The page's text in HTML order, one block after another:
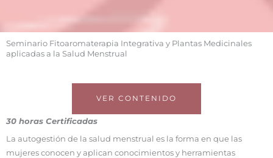
Seminario Fitoaromaterapia Integrativa y Plantas Medicinales
aplicadas a la Salud Menstrual
VER CONTENIDO
30 horas Certificadas
La autogestión de la salud menstrual es la forma en que las
mujeres conocen y aplican conocimientos y herramientas